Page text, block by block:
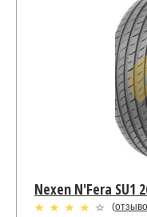
Nexen N'Fera SU1
(